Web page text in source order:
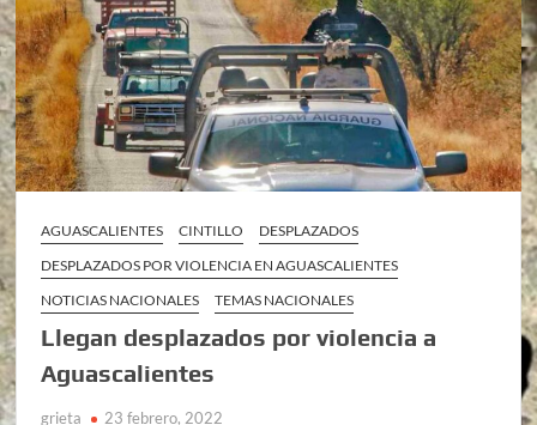
AGUASCALIENTES CINTILLO
DESPLAZADOS
DESPLAZADOS POR VIOLENCIA EN AGUASCALIENTES
NOTICIAS NACIONALES
TEMAS NACIONALES
Llegan desplazados por violencia a
Aguascalientes
grieta 23 febrero, 2022